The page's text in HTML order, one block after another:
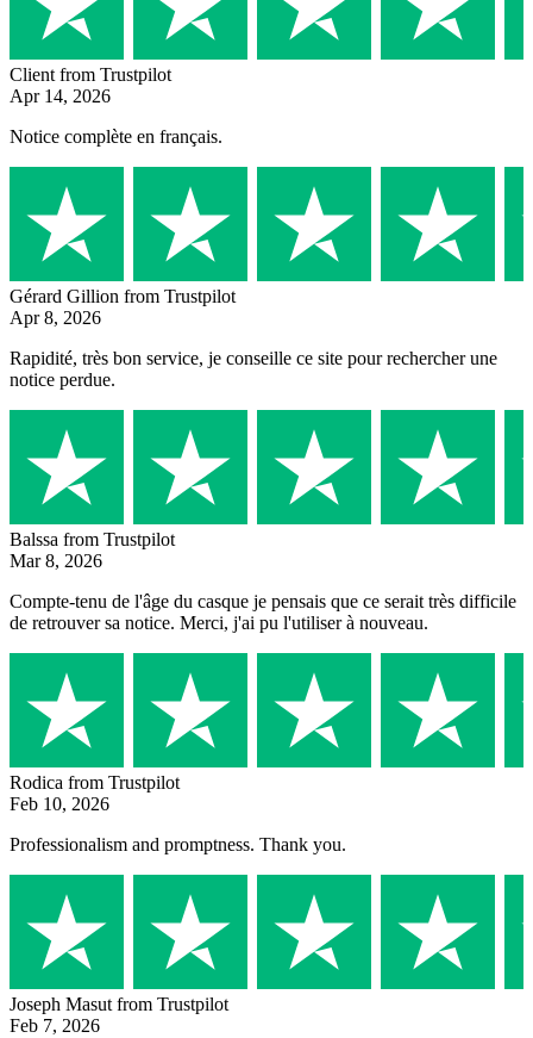
Client from Trustpilot
Apr 14, 2026
Notice complète en français.
Gérard Gillion from Trustpilot
Apr 8, 2026
Rapidité, très bon service, je conseille ce site pour rechercher une
notice perdue.
Balssa from Trustpilot
Mar 8, 2026
Compte-tenu de l'âge du casque je pensais que ce serait très difficile
de retrouver sa notice. Merci, j'ai pu l'utiliser à nouveau.
Rodica from Trustpilot
Feb 10, 2026
Professionalism and promptness. Thank you.
Joseph Masut from Trustpilot
Feb 7, 2026